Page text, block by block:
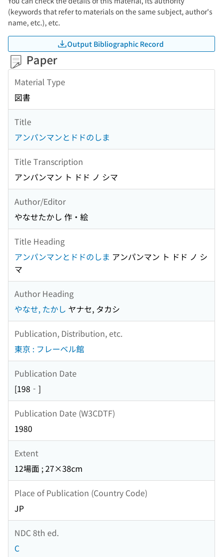
(keywords that refer to materials on the same subject, author's
name, etc.), etc.
Output Bibliographic Record
Paper
Material Type
図書
Title
アンパンマンとドドのしま
Title Transcription
アンパンマン ト ドド ノ シマ
Author/Editor
やなせたかし 作・絵
Title Heading
アンパンマンとドドのしま アンパンマン ト ドド ノ シ
マ
Author Heading
やなせ, たかし ヤナセ, タカシ
Publication, Distribution, etc.
東京 : フレーベル館
Publication Date
[198‐]
Publication Date (W3CDTF)
1980
Extent
12場面 ; 27×38cm
Place of Publication (Country Code)
JP
NDC 8th ed.
C